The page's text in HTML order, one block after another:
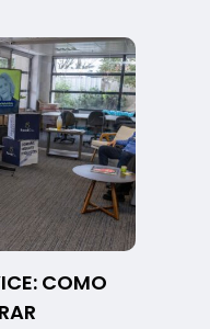
COMO